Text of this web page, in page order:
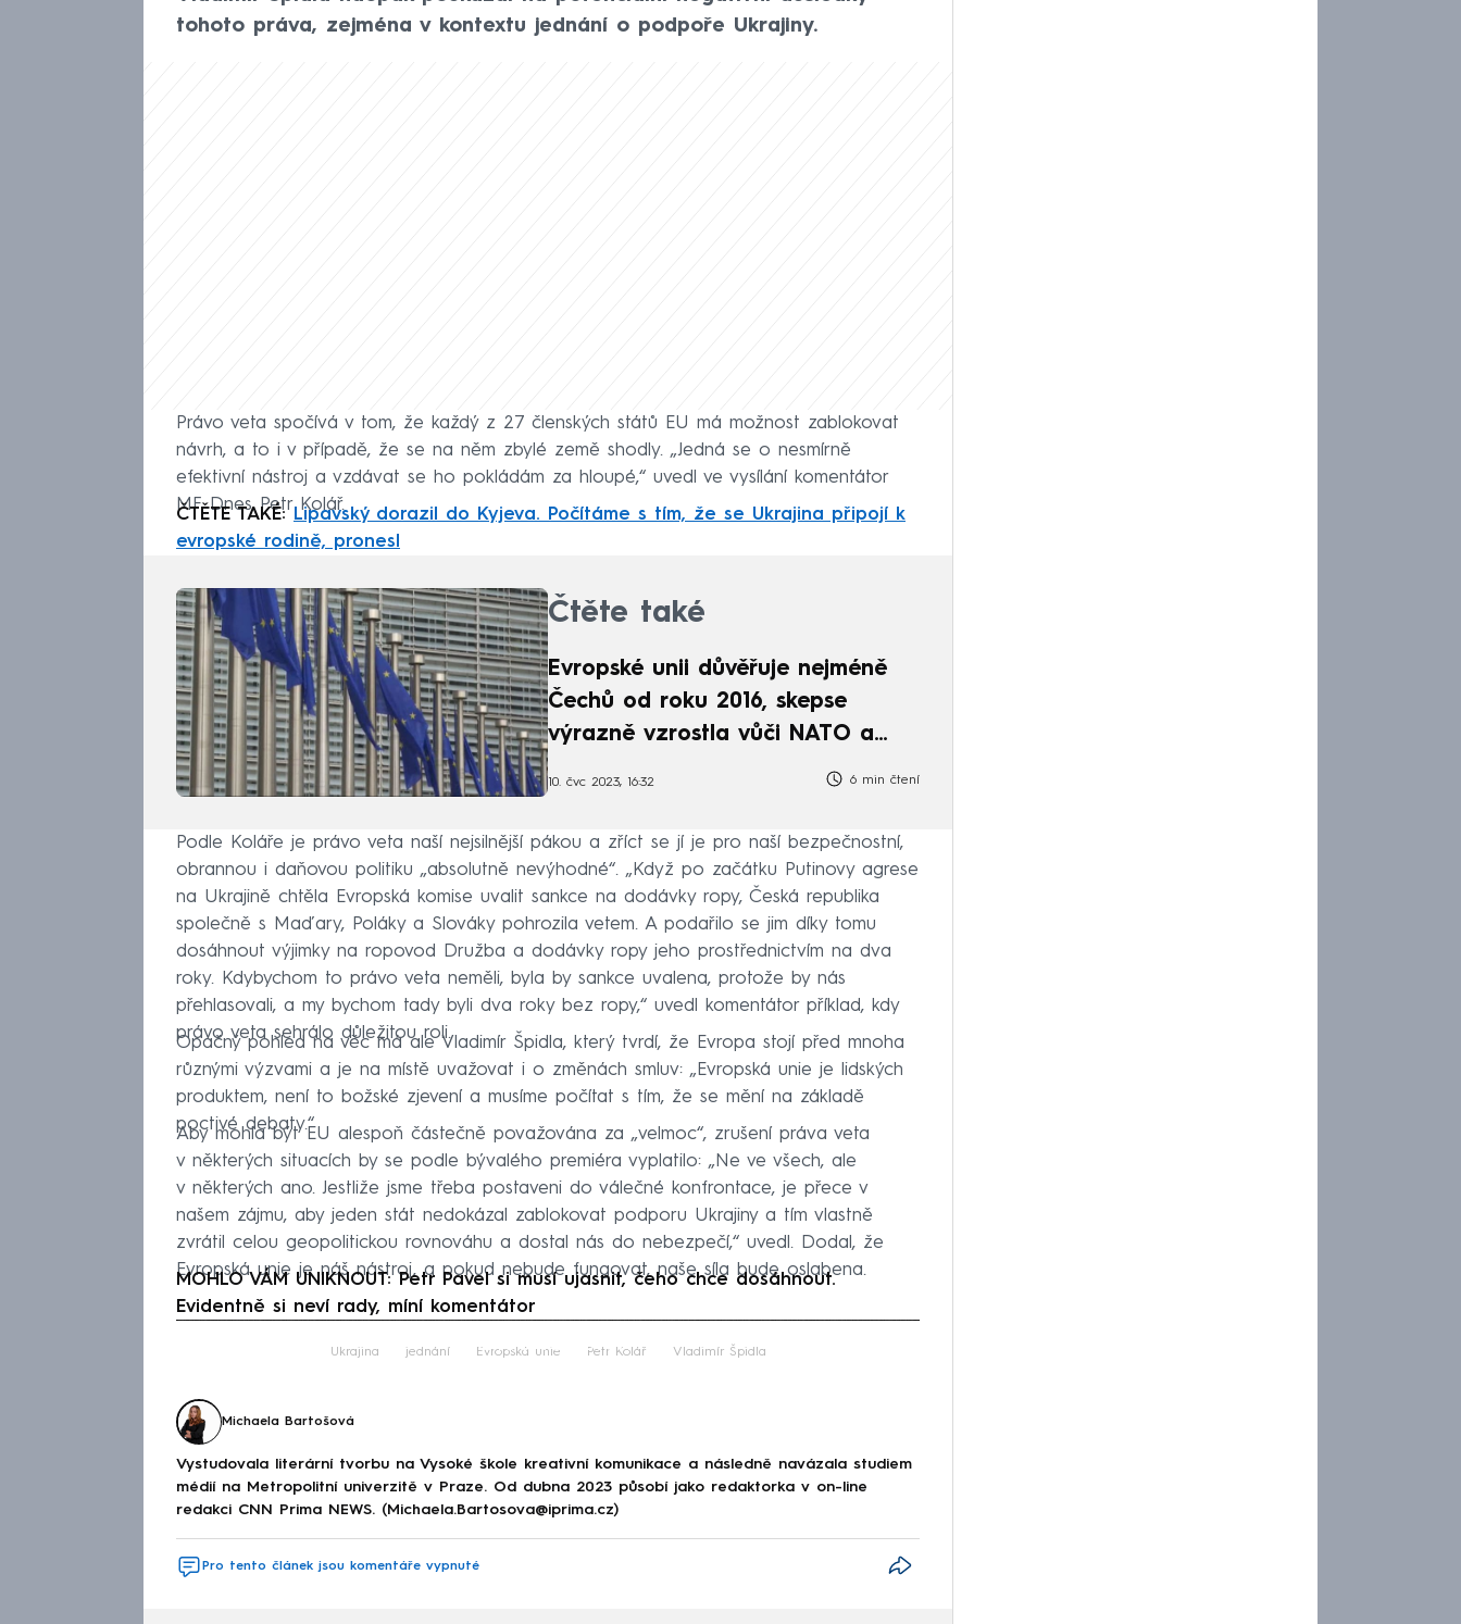
tohoto práva, zejména v kontextu jednání o podpoře Ukrajiny.
Právo veta spočívá v tom, že každý z 27 členských států EU má možnost zablokovat
návrh, a to i v případě, že se na něm zbylé země shodly. „Jedná se o nesmírně
efektivní nástroj a vzdávat se ho pokládám za hloupé,“ uvedl ve vysílání komentátor
MF Dnes Petr Kolář.
ČTĚTE TAKÉ: Lipavský dorazil do Kyjeva. Počítáme s tím, že se Ukrajina připojí k
evropské rodině, pronesl
Čtěte také
Evropské unii důvěřuje nejméně
Čechů od roku 2016, skepse
výrazně vzrostla vůči NATO a
10. čvc 2023, 16:32 6 min čtení
Podle Koláře je právo veta naší nejsilnější pákou a zříct se jí je pro naší bezpečnostní,
obrannou i daňovou politiku „absolutně nevýhodné“. „Když po začátku Putinovy agrese
na Ukrajině chtěla Evropská komise uvalit sankce na dodávky ropy, Česká republika
společně s Maďary, Poláky a Slováky pohrozila vetem. A podařilo se jim díky tomu
dosáhnout výjimky na ropovod Družba a dodávky ropy jeho prostřednictvím na dva
roky. Kdybychom to právo veta neměli, byla by sankce uvalena, protože by nás
přehlasovali, a my bychom tady byli dva roky bez ropy,“ uvedl komentátor příklad, kdy
právo veta sehrálo důležitou roli.
Opačný pohled na věc má ale Vladimír Špidla, který tvrdí, že Evropa stojí před mnoha
různými výzvami a je na místě uvažovat i o změnách smluv: „Evropská unie je lidských
produktem, není to božské zjevení a musíme počítat s tím, že se mění na základě
poctivé debaty.“
Aby mohla být EU alespoň částečně považována za „velmoc“, zrušení práva veta
v některých situacích by se podle bývalého premiéra vyplatilo: „Ne ve všech, ale
v některých ano. Jestliže jsme třeba postaveni do válečné konfrontace, je přece v
našem zájmu, aby jeden stát nedokázal zablokovat podporu Ukrajiny a tím vlastně
zvrátil celou geopolitickou rovnováhu a dostal nás do nebezpečí,“ uvedl. Dodal, že
Evropská unie je náš nástroj, a pokud nebude fungovat, naše síla bude oslabena.
MOHLO VÁM UNIKNOUT: Petr Pavel si musí ujasnit, čeho chce dosáhnout.
Evidentně si neví rady, míní komentátor
Failed to fetch
Ukrajina jednání Evropská unie Petr Kolář Vladimír Špidla
Michaela Bartošová
Vystudovala literární tvorbu na Vysoké škole kreativní komunikace a následně navázala studiem
médií na Metropolitní univerzitě v Praze. Od dubna 2023 působí jako redaktorka v on-line
redakci CNN Prima NEWS. (Michaela.Bartosova@iprima.cz)
Pro tento článek jsou komentáře vypnuté